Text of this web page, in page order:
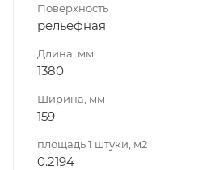
Поверхность
рельефная
Длина, мм
1380
Ширина, мм
159
площадь 1 штуки, м2
0.2194